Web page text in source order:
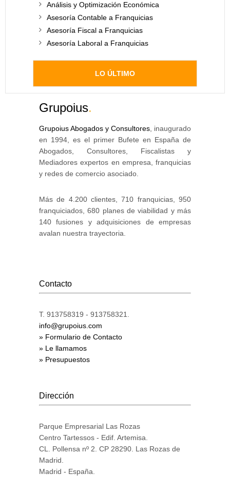
Análisis y Optimización Económica
Asesoría Contable a Franquicias
Asesoría Fiscal a Franquicias
Asesoría Laboral a Franquicias
LO ÚLTIMO
Grupoius.
Grupoius Abogados y Consultores , inaugurado
en 1994, es el primer Bufete en España de
Abogados, Consultores, Fiscalistas y
Mediadores expertos en empresa, franquicias
y redes de comercio asociado.
Más de 4.200 clientes, 710 franquicias, 950
franquiciados, 680 planes de viabilidad y más
140 fusiones y adquisiciones de empresas
avalan nuestra trayectoria.
Contacto
T. 913758319 - 913758321.
info@grupoius.com
» Formulario de Contacto
» Le llamamos
» Presupuestos
Dirección
Parque Empresarial Las Rozas
Centro Tartessos - Edif. Artemisa.
CL. Pollensa nº 2. CP 28290. Las Rozas de
Madrid.
Madrid - España.